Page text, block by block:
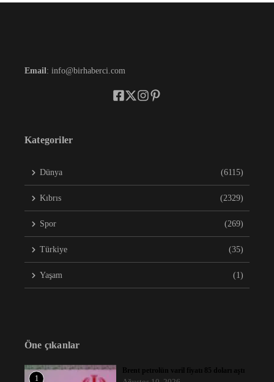
Email: info@birhaberci.com
Kategoriler
Dünya (6115)
Kıbrıs (2329)
Spor (269)
Türkiye (35)
Yaşam (1)
Öne çıkanlar
1
Brent petrolün varil fiyatı 85 doları aştı